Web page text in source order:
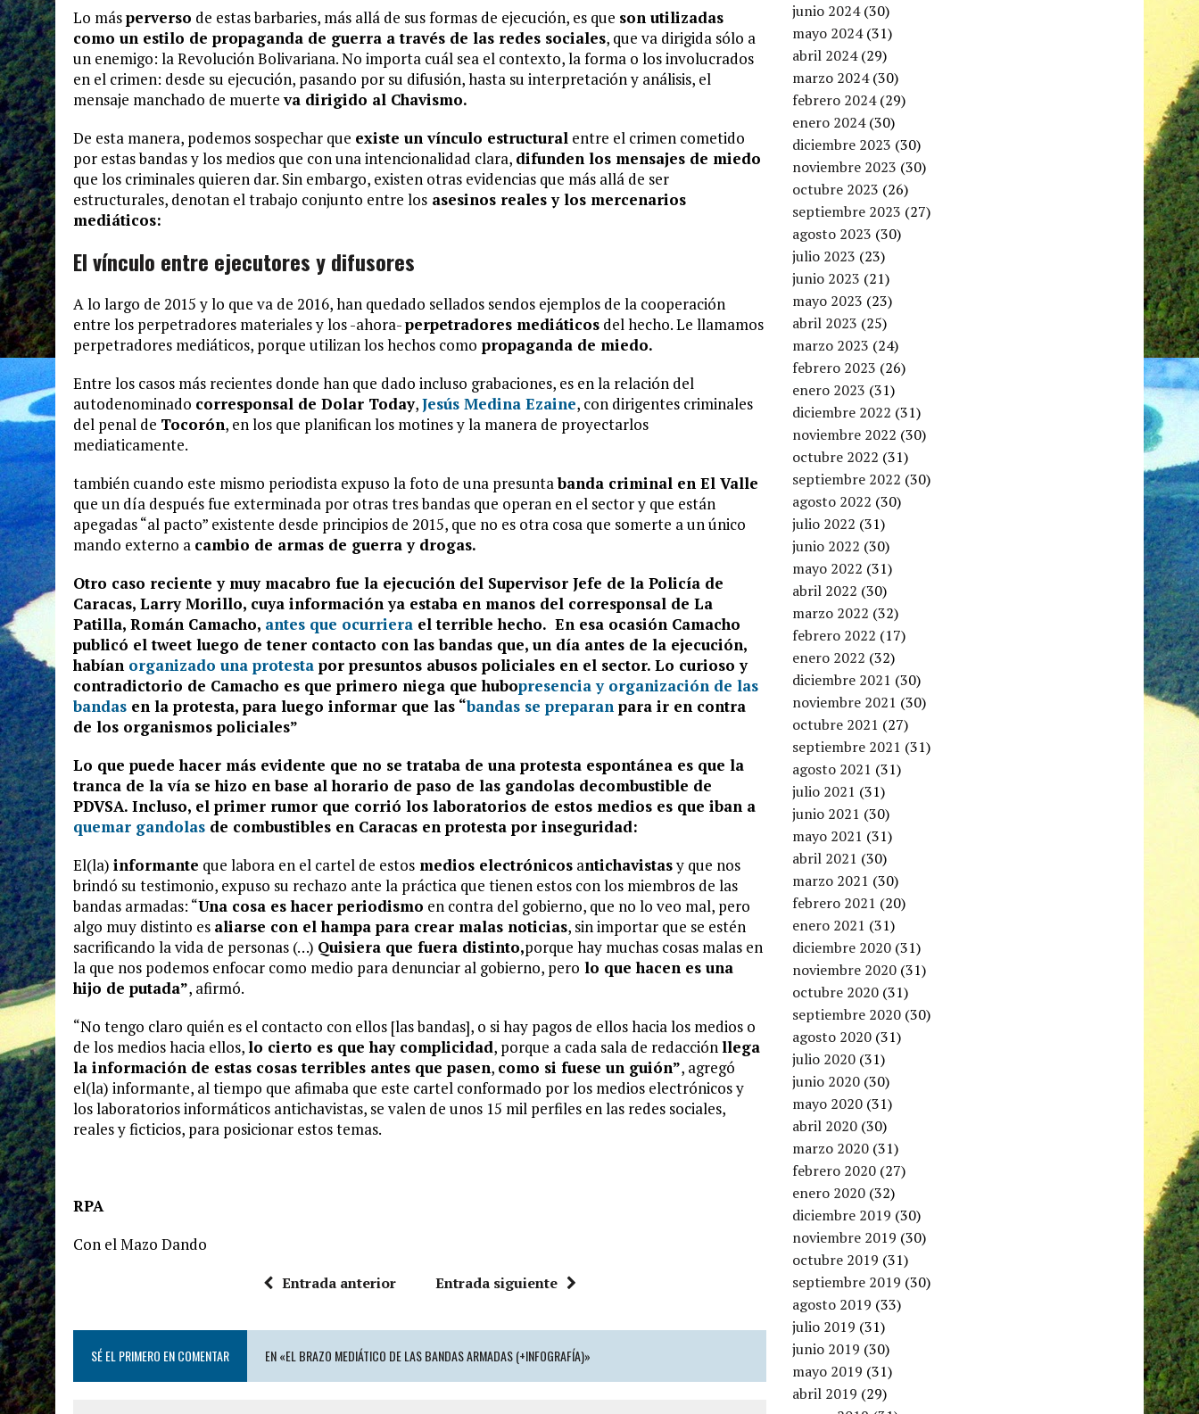
Lo másperverso de estas barbaries, más allá de sus formas de ejecución, es que son utilizadas
como un estilo de propaganda de guerra a través de las redes sociales, que va dirigida sólo a
un enemigo: la Revolución Bolivariana. No importa cuál sea el contexto, la forma o los involucrados
en el crimen: desde su ejecución, pasando por su difusión, hasta su interpretación y análisis, el
mensaje manchado de muerteva dirigido al Chavismo.
De esta manera, podemos sospechar que existe un vínculo estructural entre el crimen cometido
por estas bandas y los medios que con una intencionalidad clara, difunden los mensajes de miedo
que los criminales quieren dar. Sin embargo, existen otras evidencias que más allá de ser
estructurales, denotan el trabajo conjunto entre los asesinos reales y los mercenarios
mediáticos:
El vínculo entre ejecutores y difusores
A lo largo de 2015 y lo que va de 2016, han quedado sellados sendos ejemplos de la cooperación
entre los perpetradores materiales y los -ahora-perpetradores mediáticos del hecho. Le llamamos
perpetradores mediáticos, porque utilizan los hechos como propaganda de miedo.
Entre los casos más recientes donde han que dado incluso grabaciones, es en la relación del
autodenominado corresponsal de Dolar Today,Jesús Medina Ezaine, con dirigentes criminales
del penal de Tocorón, en los que planifican los motines y la manera de proyectarlos
mediaticamente.
también cuando este mismo periodista expuso la foto de una presuntabanda criminal en El Valle
que un día después fue exterminada por otras tres bandas que operan en el sector y que están
apegadas “al pacto” existente desde principios de 2015, que no es otra cosa que somerte a un único
mando externo a cambio de armas de guerra y drogas.
Otro caso reciente y muy macabro fue la ejecución del Supervisor Jefe de la Policía de
Caracas, Larry Morillo, cuya información ya estaba en manos del corresponsal de La
Patilla, Román Camacho, antes que ocurriera el terrible hecho. En esa ocasión Camacho
publicó el tweet luego de tener contacto con las bandas que, un día antes de la ejecución,
habían organizado una protesta por presuntos abusos policiales en el sector. Lo curioso y
contradictorio de Camacho es que primero niega que hubopresencia y organización de las
bandas en la protesta, para luego informar que las “bandas se preparan para ir en contra
de los organismos policiales”
Lo que puede hacer más evidente que no se trataba de una protesta espontánea es que la
tranca de la vía se hizo en base al horario de paso de las gandolas decombustible de
PDVSA. Incluso, el primer rumor que corrió los laboratorios de estos medios es que iban a
quemar gandolas de combustibles en Caracas en protesta por inseguridad:
El(la) informante que labora en el cartel de estos medios electrónicos antichavistasy que nos
brindó su testimonio, expuso su rechazo ante la práctica que tienen estos con los miembros de las
bandas armadas: “Una cosa es hacer periodismo en contra del gobierno, que no lo veo mal, pero
algo muy distinto es aliarse con el hampa para crear malas noticias, sin importar que se estén
sacrificando la vida de personas (…) Quisiera que fuera distinto,porque hay muchas cosas malas en
la que nos podemos enfocar como medio para denunciar al gobierno, pero lo que hacen es una
hijo de putada”, afirmó.
“No tengo claro quién es el contacto con ellos [las bandas], o si hay pagos de ellos hacia los medios o
de los medios hacia ellos,lo cierto es que hay complicidad, porque a cada sala de redacciónllega
la información de estas cosas terribles antes que pasen, como si fuese un guión”, agregó
el(la) informante, al tiempo que afimaba que este cartel conformado por los medios electrónicos y
los laboratorios informáticos antichavistas, se valen de unos 15 mil perfiles en las redes sociales,
reales y ficticios, para posicionar estos temas.
RPA
Con el Mazo Dando
Entrada anterior Entrada siguiente
SÉ EL PRIMERO EN COMENTAR EN «EL BRAZO MEDIÁTICO DE LAS BANDAS ARMADAS (+INFOGRAFÍA)»
junio 2024(30)
mayo 2024(31)
abril 2024(29)
marzo 2024(30)
febrero 2024(29)
enero 2024(30)
diciembre 2023 (30)
noviembre 2023 (30)
octubre 2023 (26)
septiembre 2023 (27)
agosto 2023 (30)
julio 2023 (23)
junio 2023 (21)
mayo 2023 (23)
abril 2023 (25)
marzo 2023 (24)
febrero 2023 (26)
enero 2023 (31)
diciembre 2022 (31)
noviembre 2022 (30)
octubre 2022 (31)
septiembre 2022 (30)
agosto 2022 (30)
julio 2022 (31)
junio 2022 (30)
mayo 2022 (31)
abril 2022 (30)
marzo 2022 (32)
febrero 2022 (17)
enero 2022 (32)
diciembre 2021 (30)
noviembre 2021 (30)
octubre 2021 (27)
septiembre 2021 (31)
agosto 2021 (31)
julio 2021 (31)
junio 2021 (30)
mayo 2021 (31)
abril 2021 (30)
marzo 2021 (30)
febrero 2021 (20)
enero 2021 (31)
diciembre 2020 (31)
noviembre 2020 (31)
octubre 2020 (31)
septiembre 2020 (30)
agosto 2020 (31)
julio 2020 (31)
junio 2020 (30)
mayo 2020 (31)
abril 2020 (30)
marzo 2020 (31)
febrero 2020 (27)
enero 2020 (32)
diciembre 2019 (30)
noviembre 2019 (30)
octubre 2019 (31)
septiembre 2019 (30)
agosto 2019 (33)
julio 2019 (31)
junio 2019 (30)
mayo 2019 (31)
abril 2019 (29)